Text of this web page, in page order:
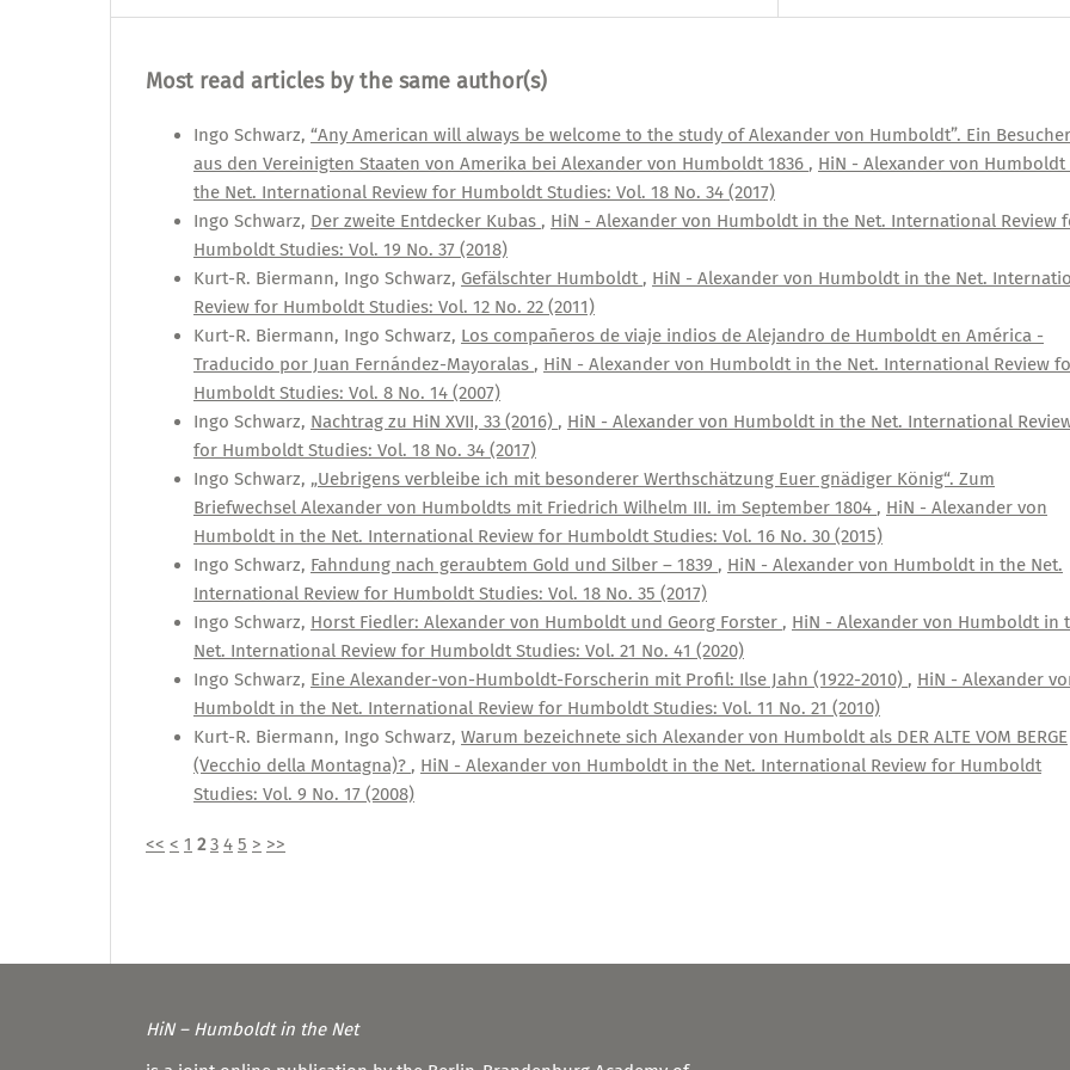
Most read articles by the same author(s)
Ingo Schwarz, “Any American will always be welcome to the study of Alexander von Humboldt”. Ein Besucher
aus den Vereinigten Staaten von Amerika bei Alexander von Humboldt 1836 , HiN - Alexander von Humboldt
the Net. International Review for Humboldt Studies: Vol. 18 No. 34 (2017)
Ingo Schwarz, Der zweite Entdecker Kubas , HiN - Alexander von Humboldt in the Net. International Review
Humboldt Studies: Vol. 19 No. 37 (2018)
Kurt-R. Biermann, Ingo Schwarz, Gefälschter Humboldt , HiN - Alexander von Humboldt in the Net.
Review for Humboldt Studies: Vol. 12 No. 22 (2011)
Kurt-R. Biermann, Ingo Schwarz, Los compañeros de viaje indios de Alejandro de Humboldt en América -
Traducido por Juan Fernández-Mayoralas , HiN - Alexander von Humboldt in the Net. International Review
Humboldt Studies: Vol. 8 No. 14 (2007)
Ingo Schwarz, Nachtrag zu HiN XVII, 33 (2016) , HiN - Alexander von Humboldt in the Net. International
for Humboldt Studies: Vol. 18 No. 34 (2017)
Ingo Schwarz, „Uebrigens verbleibe ich mit besonderer Werthschätzung Euer gnädiger König“. Zum
Briefwechsel Alexander von Humboldts mit Friedrich Wilhelm III. im September 1804 , HiN - Alexander von
Humboldt in the Net. International Review for Humboldt Studies: Vol. 16 No. 30 (2015)
Ingo Schwarz, Fahndung nach geraubtem Gold und Silber – 1839 , HiN - Alexander von Humboldt in the Net.
International Review for Humboldt Studies: Vol. 18 No. 35 (2017)
Ingo Schwarz, Horst Fiedler: Alexander von Humboldt und Georg Forster , HiN - Alexander von Humboldt in
Net. International Review for Humboldt Studies: Vol. 21 No. 41 (2020)
Ingo Schwarz, Eine Alexander-von-Humboldt-Forscherin mit Profil: Ilse Jahn (1922-2010) , HiN - Alexander
Humboldt in the Net. International Review for Humboldt Studies: Vol. 11 No. 21 (2010)
Kurt-R. Biermann, Ingo Schwarz, Warum bezeichnete sich Alexander von Humboldt als DER ALTE VOM BERGE
(Vecchio della Montagna)? , HiN - Alexander von Humboldt in the Net. International Review for Humboldt
Studies: Vol. 9 No. 17 (2008)
<< < 1 2 3 4 5 > >>
HiN – Humboldt in the Net